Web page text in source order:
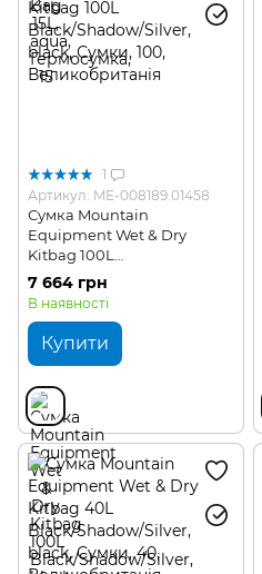
1
Артикул: ME-008189.01458
Сумка Mountain
Equipment Wet & Dry
Kitbag 100L
Black/Shadow/Silver
7 664 грн
В наявності
Купити